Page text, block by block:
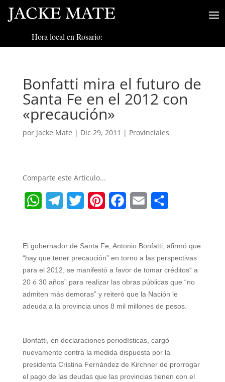
Hora local en Rosario:
Bonfatti mira el futuro de
Santa Fe en el 2012 con
«precaución»
por Jacke Mate | Dic 29, 2011 | Provinciales
Comparte este Articulo...
a
t
s
A
p
l
e
g
r
m
i
t
t
e
n
t
e
r
s
t
c
e
b
o
k
a
i
l
a
r
e
El gobernador de Santa Fe, Antonio Bonfatti, afirmó que
“hay que tener precaución” en torno a las perspectivas
para el 2012, se manifestó a favor de tomar créditos“ a
20 ó 30 años” para realizar las obras públicas que “no
admiten más demoras” y reiteró que la Nación le
adeuda a la provinciaunos 8 mil millones de pesos.
Bonfatti, en declaraciones periodísticas, cargó
nuevamente contra la medida dispuesta por la
presidenta Cristina Fernández de Kirchner de prorrogar
el pago de las deudas que las provincias tienen con el